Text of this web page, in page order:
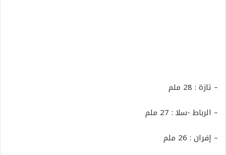
– تازة : 28 ملم
– الرباط -سلا : 27 ملم
– إفران : 26 ملم